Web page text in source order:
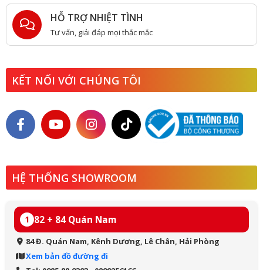
HỖ TRỢ NHIỆT TÌNH
Tư vấn, giải đáp mọi thắc mắc
KẾT NỐI VỚI CHÚNG TÔI
HỆ THỐNG SHOWROOM
1 82 + 84 Quán Nam
84 Đ. Quán Nam, Kênh Dương, Lê Chân, Hải Phòng
Xem bản đồ đường đi